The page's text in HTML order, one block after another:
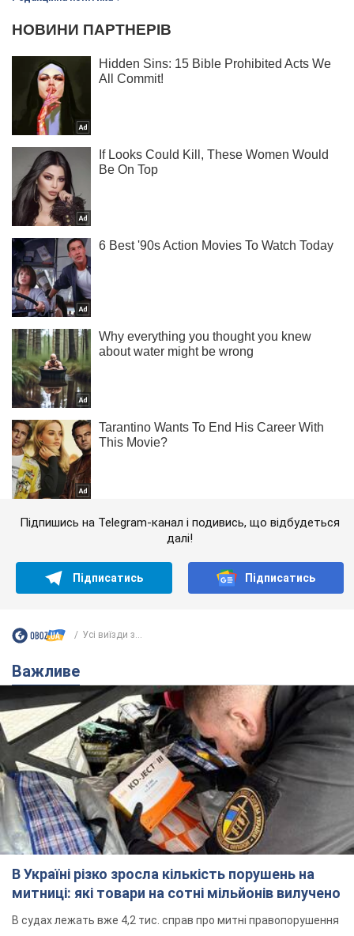
Підпишись на Telegram-канал і подивись, що відбудеться
далі!
Підписатись Підписатись
Усі виїзди з...
Важливе
В Україні різко зросла кількість порушень на
митниці: які товари на сотні мільйонів вилучено
В судах лежать вже 4,2 тис. справ про митні правопорушення